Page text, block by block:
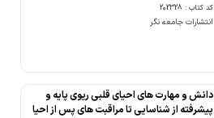
کد کتاب : 202328
انتشارات جامعه نگر
دانش و مهارت های احیای قلبی ریوی پایه و
پیشرفته از شناسایی تا مراقبت های پس از احیا